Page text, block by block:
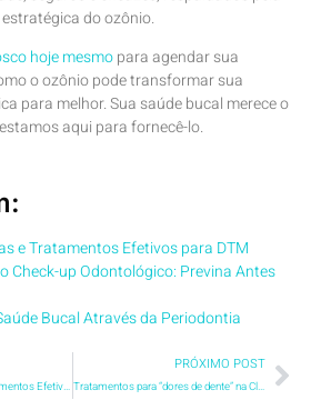
do ozônio.
hoje mesmopara agendar sua
o ozônio pode transformar sua
para melhor. Sua saúde bucal merece o
aqui para fornecê-lo.
e Tratamentos Efetivos para DTM
Check-up Odontológico: Previna Antes
Bucal Através da Periodontia
Causas, Sintomas e Tratamentos Efetivos para DTM
PRÓXIMO POST
Tratamentos para “dores de dente” na Clínica Debora Ayala